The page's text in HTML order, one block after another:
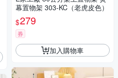
幕置物架 303-KC（老虎皮色）
$279
券
加入購物車